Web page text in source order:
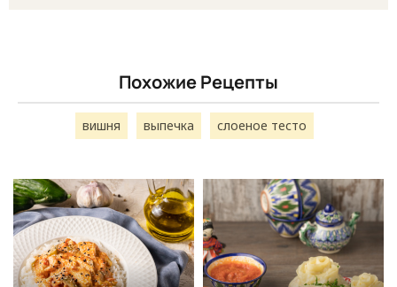
Похожие Рецепты
вишня выпечка слоеное тесто